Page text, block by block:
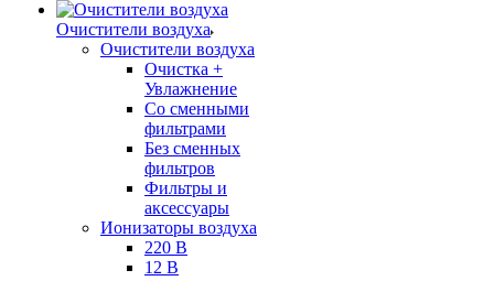
Очистители воздуха
Очистители воздуха
Очистка +
Увлажнение
Cо сменными
фильтрами
Без сменных
фильтров
Фильтры и
аксессуары
Ионизаторы воздуха
220 В
12 В